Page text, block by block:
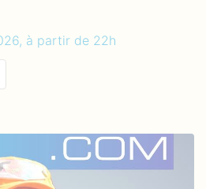
à partir de 22h